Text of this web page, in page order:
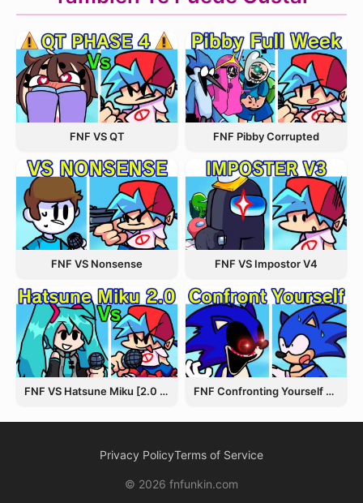
FNF VS QT FNF Pibby Corrupted
FNF VS Nonsense FNF VS Impostor V4
FNF VS Hatsune Miku [2.0 Update] FNF Confronting Yourself V2 (Final Zone)
Privacy PolicyTerms of Service
© 2026 fnfunkin.com